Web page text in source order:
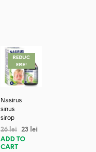
REDUC
ERE!
Nasirus
sinus
sirop
26lei 23
lei
ADD TO
CART